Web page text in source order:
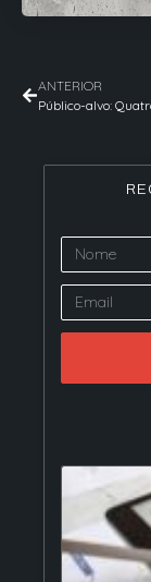
ANTERIOR